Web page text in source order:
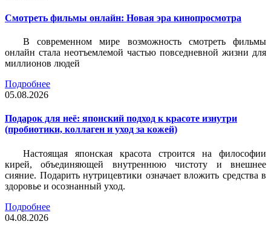
Смотреть фильмы онлайн: Новая эра кинопросмотра
В современном мире возможность смотреть фильмы
онлайн стала неотъемлемой частью повседневной жизни для
миллионов людей
Подробнее
05.08.2026
Подарок для неё: японский подход к красоте изнутри
(пробиотики, коллаген и уход за кожей)
Настоящая японская красота строится на философии
кирей, объединяющей внутреннюю чистоту и внешнее
сияние. Подарить нутрицевтики означает вложить средства в
здоровье и осознанный уход.
Подробнее
04.08.2026